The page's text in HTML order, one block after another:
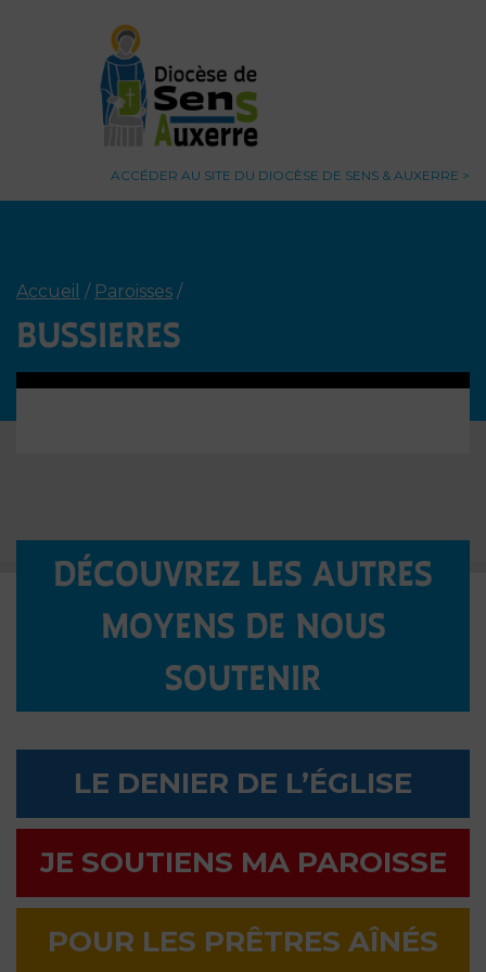
ACCÉDER AU SITE DU DIOCÈSE DE SENS & AUXERRE
Accueil / Paroisses /
BUSSIERES
DÉCOUVREZ LES AUTRES
MOYENS DE NOUS
SOUTENIR
LE DENIER DE L’ÉGLISE
JE SOUTIENS MA PAROISSE
POUR LES PRÊTRES AÎNÉS